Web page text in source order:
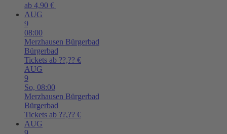
ab 4,90 €
AUG
9
08:00
Merzhausen Bürgerbad
Bürgerbad
Tickets ab ??,?? €
AUG
9
So, 08:00
Merzhausen Bürgerbad
Bürgerbad
Tickets ab ??,?? €
AUG